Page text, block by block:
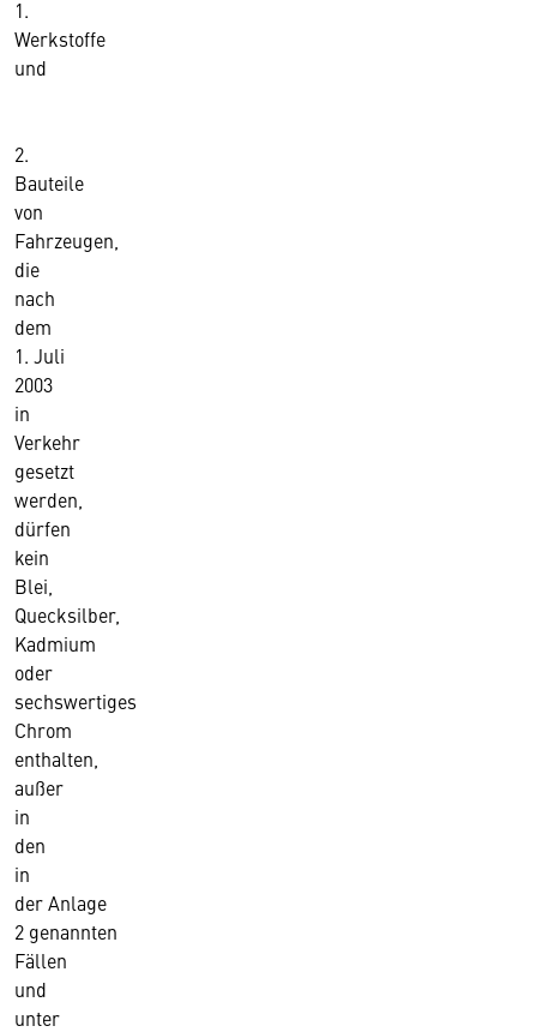
1.
Werkstoffe
und
2.
Bauteile
von
Fahrzeugen,
die
nach
dem
1. Juli
2003
in
Verkehr
gesetzt
werden,
dürfen
kein
Blei,
Quecksilber,
Kadmium
oder
sechswertiges
Chrom
enthalten,
außer
in
den
in
der Anlage
2 genannten
Fällen
und
unter